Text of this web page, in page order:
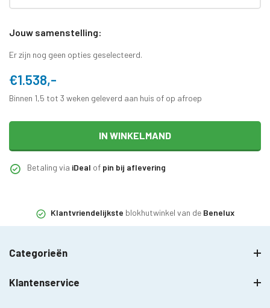
Jouw samenstelling:
Er zijn nog geen opties geselecteerd.
€1.538,-
Binnen 1,5 tot 3 weken geleverd aan huis of op afroep
IN WINKELMAND
Betaling via iDeal of pin bij aflevering
Klantvriendelijkste blokhutwinkel van de Benelux
Categorieën
Klantenservice